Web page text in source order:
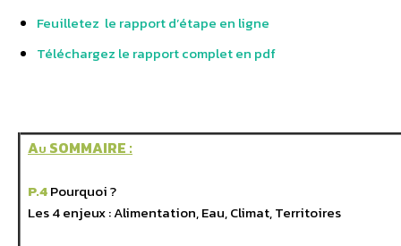
Feuilletez le rapport d’étape en ligne
Téléchargez le rapport complet en pdf
Au SOMMAIRE :
P.4Pourquoi ?
Les 4 enjeux : Alimentation, Eau, Climat, Territoires